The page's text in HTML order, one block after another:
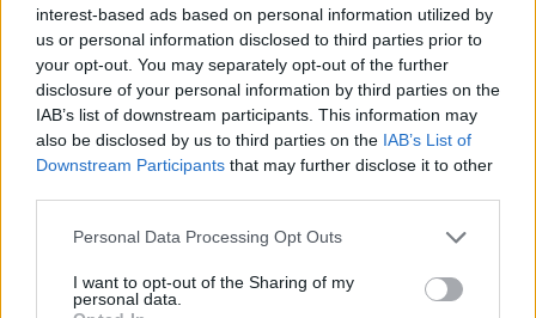
interest-based ads based on personal information utilized by
us or personal information disclosed to third parties prior to
your opt-out. You may separately opt-out of the further
disclosure of your personal information by third parties on the
IAB’s list of downstream participants. This information may
also be disclosed by us to third parties on the IAB’s List of
Downstream Participants that may further disclose it to other
Personal Data Processing Opt Outs
I want to opt-out of the Sharing of my
personal data.
Κοινωνία
Νοσοκομείο Παίδων: Βρέφος 9 μηνών βρέθηκε